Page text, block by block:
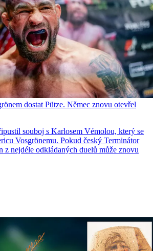
dostat Pütze. Němec znovu otevřel
souboj s Karlosem Vémolou, který se
Vosgrönemu. Pokud český Terminátor
z nejdéle odkládaných duelů může znovu